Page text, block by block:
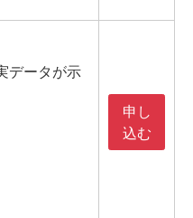
データが示
申し
込む